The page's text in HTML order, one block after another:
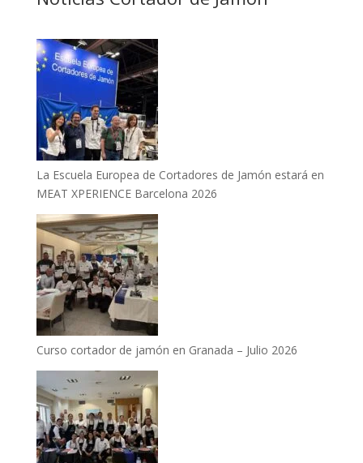
La Escuela Europea de Cortadores de Jamón estará en
MEAT XPERIENCE Barcelona 2026
Curso cortador de jamón en Granada – Julio 2026